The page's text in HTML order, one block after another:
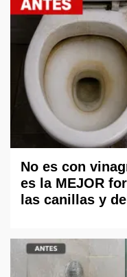
No es con
es la MEJOR
las canillas y